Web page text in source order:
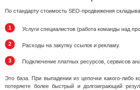
По стандарту стоимость SEO-продвижения
Услуги специалистов (работа команды над
Расходы на закупку ссылок и рекламу.
Подключение платных ресурсов, сервисов
Это база. При выпадении из цепочки какого-либо
потеряете более быстрый и долгоиграющий